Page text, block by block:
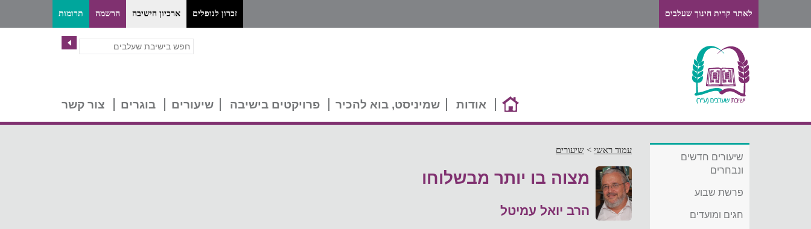
תרומות הרשמה ארכיון הישיבה זכרון לנופלים לאתר קרית חינוך שעלבים
אודות שמיניסט, בוא להכיר פרויקטים בישיבה שיעורים בוגרים צור קשר
שיעורים חדשים
ונבחרים
פרשת שבוע
חגים ומועדים
עמוד ראשי > שיעורים
מצוה בו יותר מבשלוחו
הרב יואל עמיטל